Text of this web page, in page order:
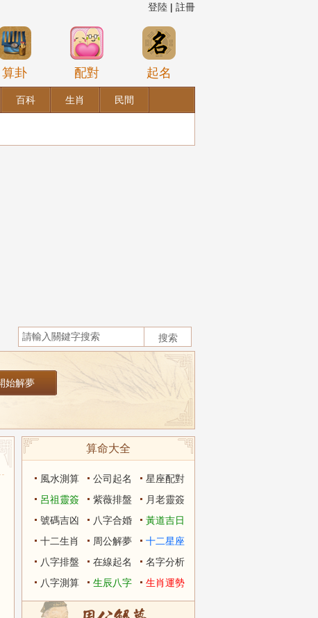
登陸 | 註冊
算卦 配對 起名
百科 生肖 民間
算命大全
風水測算 公司起名
星座配對
呂祖靈簽
紫薇排盤
月老靈簽
號碼吉凶
八字合婚
黃道吉日
十二生肖
周公解夢
十二星座
八字排盤
在線起名
名字分析
八字測算
生辰八字 生肖運勢